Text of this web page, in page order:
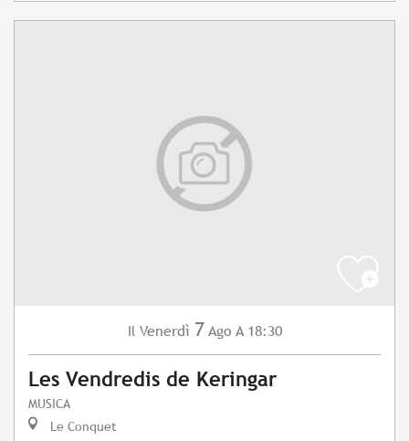
Il Venerdì 7 Ago A 18:30
Les Vendredis de Keringar
MUSICA
Le Conquet